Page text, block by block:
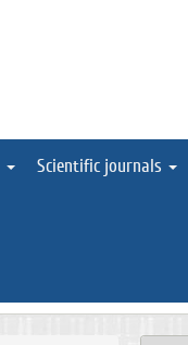
Scientific journals